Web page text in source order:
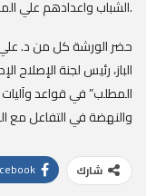
الشباب واعدادهم علي المستوى السياسي الفكري.
حضر الورشة كل من د. علي
الباز، رئيس لجنة الإصلاح
المطلب” في قواعد
والنهضة في التفاعل مع
شارك